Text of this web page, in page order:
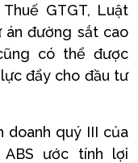
GTGT, Luật
án đường sắt cao
có thể được
đẩy cho đầu tư
doanh quý III của
ước tính lợi